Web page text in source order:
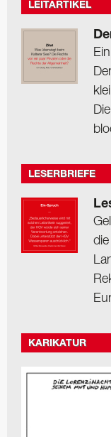
LEITARTIKEL
LESERBRIEFE
KARIKATUR